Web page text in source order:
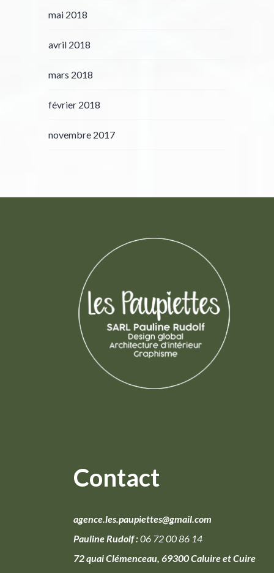
mai 2018
avril 2018
mars 2018
février 2018
novembre 2017
Contact
agence.les.paupiettes@gmail.com
Pauline Rudolf :06 72 00 86 14
72 quai Clémenceau, 69300 Caluire et Cuire